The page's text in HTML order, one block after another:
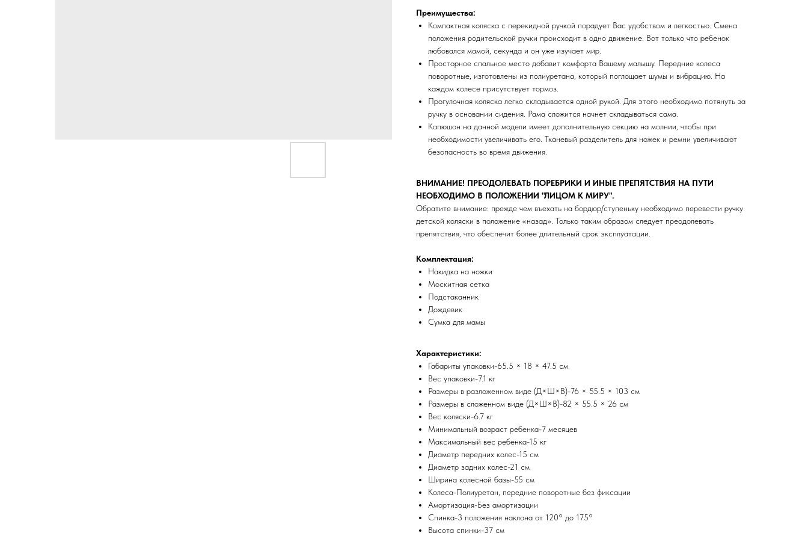
Преимущества:
Компактная коляска с перекидной ручкой порадует Вас удобством и легкостью. Смена
положения родительской ручки происходит в одно движение. Вот только что ребенок
любовался мамой, секунда и он уже изучает мир.
Просторное спальное место добавит комфорта Вашему малышу. Передние колеса
поворотные, изготовлены из полиуретана, который поглощает шумы и вибрацию. На
каждом колесе присутствует тормоз.
Прогулочная коляска легко складывается одной рукой. Для этого необходимо потянуть за
ручку в основании сидения. Рама сложится начнет складываться сама.
Капюшон на данной модели имеет дополнительную секцию на молнии, чтобы при
необходимости увеличивать его. Тканевый разделитель для ножек и ремни увеличивают
безопасность во время движения.
ВНИМАНИЕ! ПРЕОДОЛЕВАТЬ ПОРЕБРИКИ И ИНЫЕ ПРЕПЯТСТВИЯ НА ПУТИ
НЕОБХОДИМО В ПОЛОЖЕНИИ "ЛИЦОМ К МИРУ".
Обратите внимание: прежде чем въехать на бордюр/ступеньку необходимо перевести ручку
детской коляски в положение «назад». Только таким образом следует преодолевать
препятствия, что обеспечит более длительный срок эксплуатации.
Комплектация:
Накидка на ножки
Москитная сетка
Подстаканник
Дождевик
Сумка для мамы
Характеристики:
Габариты упаковки-65.5 × 18 × 47.5 см
Вес упаковки-7.1 кг
Размеры в разложенном виде (Д×Ш×В)-76 × 55.5 × 103 см
Размеры в сложенном виде (Д×Ш×В)-82 × 55.5 × 26 см
Вес коляски-6.7 кг
Минимальный возраст ребенка-7 месяцев
Максимальный вес ребенка-15 кг
Диаметр передних колес-15 см
Диаметр задних колес-21 см
Ширина колесной базы-55 см
Колеса-Полиуретан, передние поворотные без фиксации
Амортизация-Без амортизации
Спинка-3 положения наклона от 120° до 175°
Высота спинки-37 см